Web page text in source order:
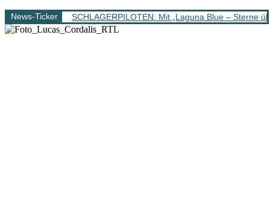
News-Ticker SCHLAGERPILOTEN: Mit „Laguna Blue – Sterne